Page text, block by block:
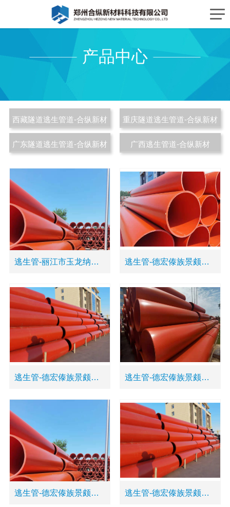
产品中心
西藏隧道逃生管道-合纵新材 重庆隧道逃生管道-合纵新材
广东隧道逃生管道-合纵新材 广西逃生管道-合纵新材
逃生管-丽江市玉龙纳西族自治县塑料应急管道 逃生管-德宏傣族景颇族自治州陇川县黄色应急管道
逃生管-德宏傣族景颇族自治州陇川县黄色逃生管道 逃生管-德宏傣族景颇族自治州陇川县耐冲击逃生管道
逃生管-德宏傣族景颇族自治州陇川县耐冲击逃生管 逃生管-德宏傣族景颇族自治州盈江县超高强度逃生管